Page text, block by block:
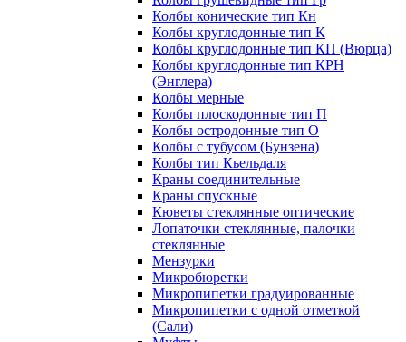
Колбы конические тип Кн
Колбы круглодонные тип К
Колбы круглодонные тип КП (Вюрца)
Колбы круглодонные тип КРН
(Энглера)
Колбы мерные
Колбы плоскодонные тип П
Колбы остродонные тип О
Колбы с тубусом (Бунзена)
Колбы тип Кьельдаля
Краны соединительные
Краны спускные
Кюветы стеклянные оптические
Лопаточки стеклянные, палочки
стеклянные
Мензурки
Микробюретки
Микропипетки градуированные
Микропипетки с одной отметкой
(Сали)